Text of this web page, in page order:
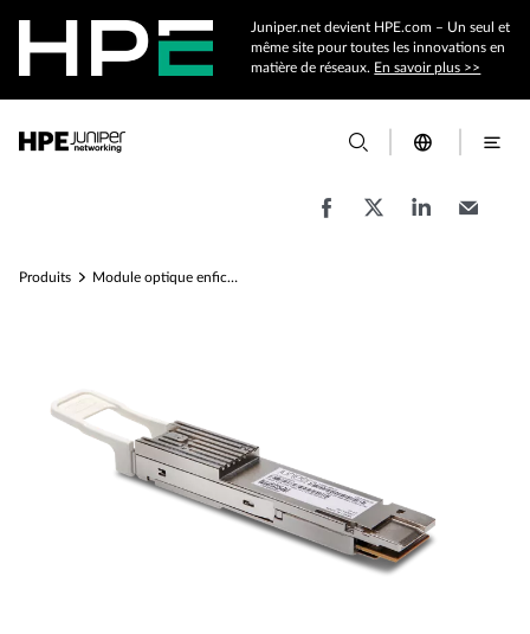
Juniper.net devient HPE.com – Un seul et
même site pour toutes les innovations en
matière de réseaux. En savoir plus >>
Produits Module optique enfichable